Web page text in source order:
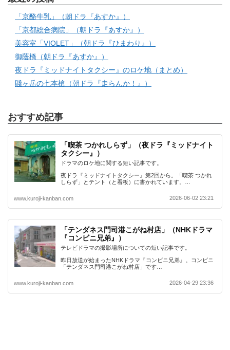
「京酪牛乳」（朝ドラ『あすか』）
「京都総合病院」（朝ドラ『あすか』）
美容室「VIOLET」（朝ドラ『ひまわり』）
御蔭橋（朝ドラ『あすか』）
夜ドラ『ミッドナイトタクシー』のロケ地（まとめ）
賤ヶ岳の七本槍（朝ドラ『走らんか！』）
おすすめ記事
「喫茶 つかれしらず」（夜ドラ『ミッドナイト
タクシー』）
ドラマのロケ地に関する短い記事です。
夜ドラ『ミッドナイトタクシー』第2回から。「喫茶 つかれ
しらず」とテント（と看板）に書かれています。…
www.kuroji-kanban.com 2026-06-02 23:21
「テンダネス門司港こがね村店」（NHKドラマ
『コンビニ兄弟』）
テレビドラマの撮影場所についての短い記事です。
昨日放送が始まったNHKドラマ『コンビニ兄弟』。コンビニ
「テンダネス門司港こがね村店」です…
www.kuroji-kanban.com 2026-04-29 23:36